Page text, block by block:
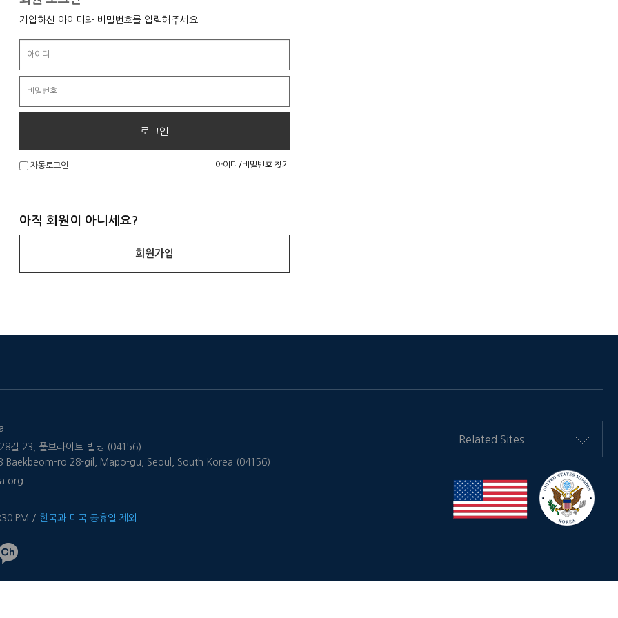
가입하신 아이디와 비밀번호를 입력해주세요.
로그인
자동로그인 아이디/비밀번호 찾기
아직 회원이 아니세요?
회원가입
길 23, 풀브라이트 빌딩 (04156)
Baekbeom-ro 28-gil, Mapo-gu, Seoul, South Korea (04156)
PM / 한국과 미국 공휴일 제외
Related Sites